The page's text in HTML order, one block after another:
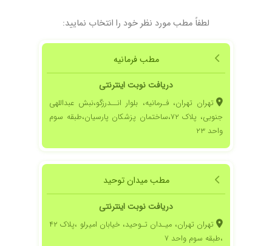
لطفاً مطب مورد نظر خود را انتخاب نمایید:
مطب فرمانیه
دریافت نوبت اینترنتی
تهران تهران، فـرمانیه، بلوار انــدرزگو،نبش عبداللهی
جنوبی، پلاک ۷۲،ساختمان پزشکان پارسیان،طبقه سوم
واحد ۲۳
مطب میدان توحید
دریافت نوبت اینترنتی
تهران تهران، میـدان تـوحید، خیابان امیرلو ،پلاک ۴۲
،طبقه سوم واحد ۷